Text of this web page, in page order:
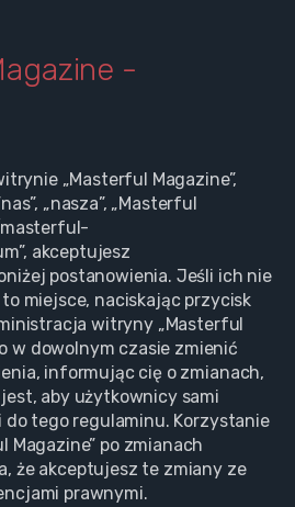
-
„Masterful Magazine”,
„nasza”, „Masterful
masterful-
akceptujesz
postanowienia. Jeśli ich nie
miejsce, naciskając przycisk
witryny „Masterful
w dowolnym czasie zmienić
informując cię o zmianach,
aby użytkownicy sami
tego regulaminu. Korzystanie
po zmianach
że akceptujesz te zmiany ze
prawnymi.